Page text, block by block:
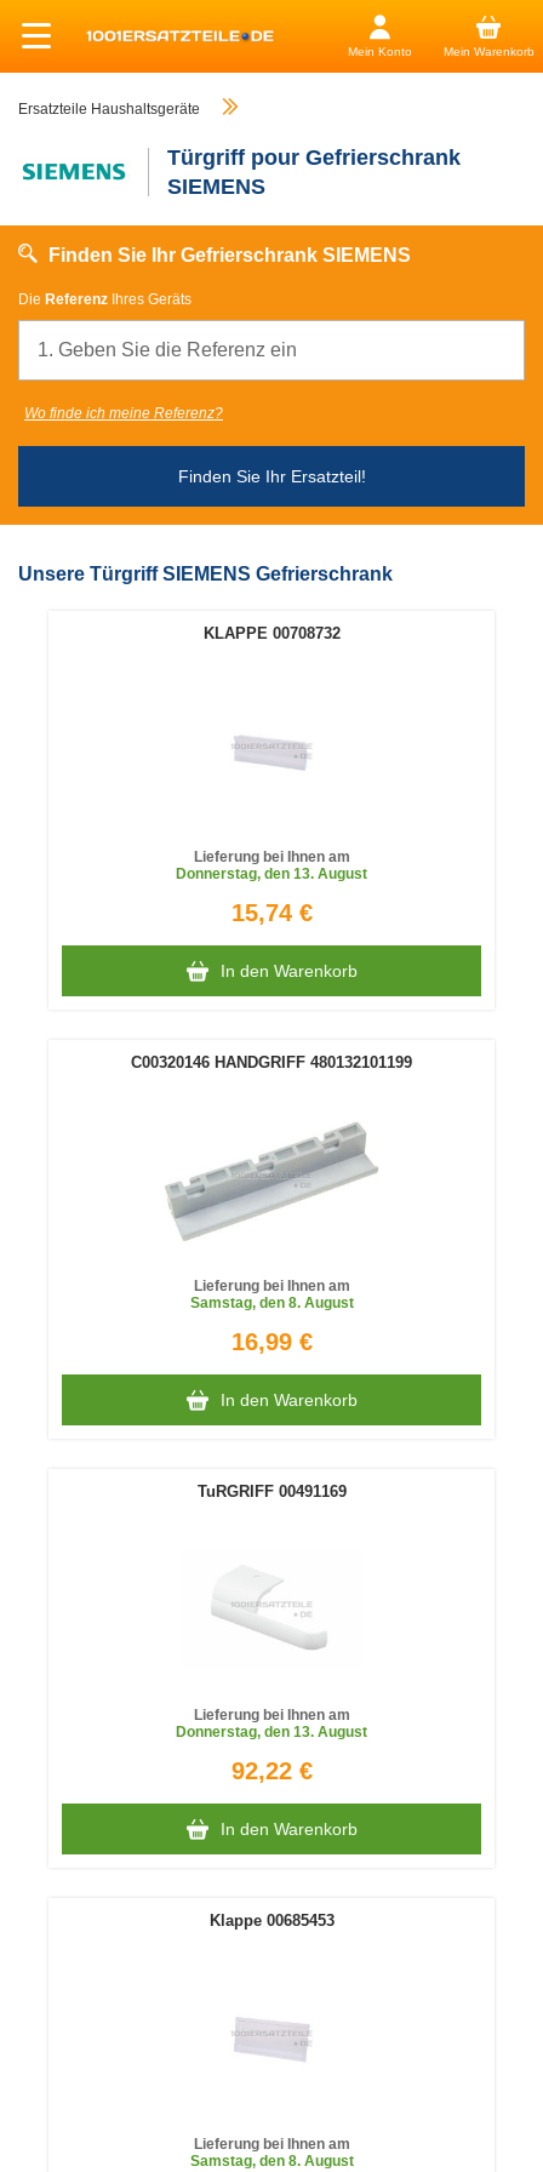
Mein Konto Mein Warenkorb
Ersatzteile Haushaltsgeräte
Türgriff pour Gefrierschrank
SIEMENS
Finden Sie Ihr Gefrierschrank SIEMENS
Die Referenz Ihres Geräts
Finden Sie Ihr Ersatzteil!
Wo finde ich meine Referenz?
Unsere Türgriff SIEMENS Gefrierschrank
KLAPPE 00708732
Lieferung bei Ihnen am
Donnerstag, den 13. August
15,74 €
In den Warenkorb
C00320146 HANDGRIFF 480132101199
Lieferung bei Ihnen am
Samstag, den 8. August
16,99 €
In den Warenkorb
TuRGRIFF 00491169
Lieferung bei Ihnen am
Donnerstag, den 13. August
92,22 €
In den Warenkorb
Klappe 00685453
Lieferung bei Ihnen am
Samstag, den 8. August